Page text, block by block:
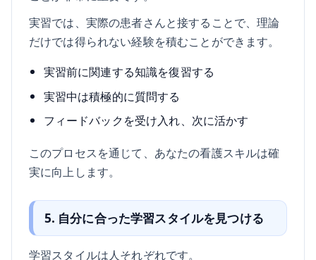
実習では、実際の患者さんと接することで、理論
だけでは得られない経験を積むことができます。
実習前に関連する知識を復習する
実習中は積極的に質問する
フィードバックを受け入れ、次に活かす
このプロセスを通じて、あなたの看護スキルは確
実に向上します。
5. 自分に合った学習スタイルを見つける
学習スタイルは人それぞれです。